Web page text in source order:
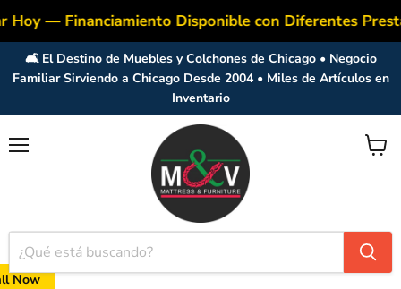
— Financiamiento Disponible con Diferentes
🛋️ El Destino de Muebles y Colchones de Chicago • Negocio
Familiar Sirviendo a Chicago Desde 2004 • Miles de Artículos en
Inventario
Now
Ver